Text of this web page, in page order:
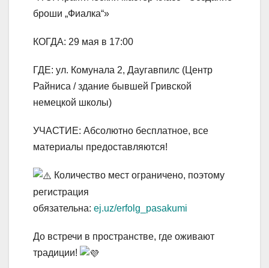
броши „Фиалка“»
КОГДА: 29 мая в 17:00
ГДЕ: ул. Комунала 2, Даугавпилс (Центр
Райниса / здание бывшей Гривской
немецкой школы)
УЧАСТИЕ: Абсолютно бесплатное, все
материалы предоставляются!
Количество мест ограничено, поэтому
регистрация
обязательна: ej.uz/erfolg_pasakumi
До встречи в пространстве, где оживают
традиции!